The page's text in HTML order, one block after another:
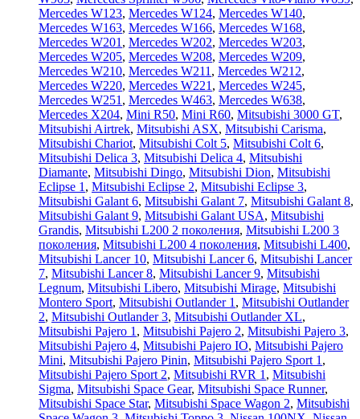
Mercedes W123, Mercedes W124, Mercedes W140,
Mercedes W163, Mercedes W166, Mercedes W168,
Mercedes W201, Mercedes W202, Mercedes W203,
Mercedes W205, Mercedes W208, Mercedes W209,
Mercedes W210, Mercedes W211, Mercedes W212,
Mercedes W220, Mercedes W221, Mercedes W245,
Mercedes W251, Mercedes W463, Mercedes W638,
Mercedes X204, Mini R50, Mini R60, Mitsubishi 3000 GT,
Mitsubishi Airtrek, Mitsubishi ASX, Mitsubishi Carisma,
Mitsubishi Chariot, Mitsubishi Colt 5, Mitsubishi Colt 6,
Mitsubishi Delica 3, Mitsubishi Delica 4, Mitsubishi
Diamante, Mitsubishi Dingo, Mitsubishi Dion, Mitsubishi
Eclipse 1, Mitsubishi Eclipse 2, Mitsubishi Eclipse 3,
Mitsubishi Galant 6, Mitsubishi Galant 7, Mitsubishi Galant 8,
Mitsubishi Galant 9, Mitsubishi Galant USA, Mitsubishi
Grandis, Mitsubishi L200 2 поколения, Mitsubishi L200 3
поколения, Mitsubishi L200 4 поколения, Mitsubishi L400,
Mitsubishi Lancer 10, Mitsubishi Lancer 6, Mitsubishi Lancer
7, Mitsubishi Lancer 8, Mitsubishi Lancer 9, Mitsubishi
Legnum, Mitsubishi Libero, Mitsubishi Mirage, Mitsubishi
Montero Sport, Mitsubishi Outlander 1, Mitsubishi Outlander
2, Mitsubishi Outlander 3, Mitsubishi Outlander XL,
Mitsubishi Pajero 1, Mitsubishi Pajero 2, Mitsubishi Pajero 3,
Mitsubishi Pajero 4, Mitsubishi Pajero IO, Mitsubishi Pajero
Mini, Mitsubishi Pajero Pinin, Mitsubishi Pajero Sport 1,
Mitsubishi Pajero Sport 2, Mitsubishi RVR 1, Mitsubishi
Sigma, Mitsubishi Space Gear, Mitsubishi Space Runner,
Mitsubishi Space Star, Mitsubishi Space Wagon 2, Mitsubishi